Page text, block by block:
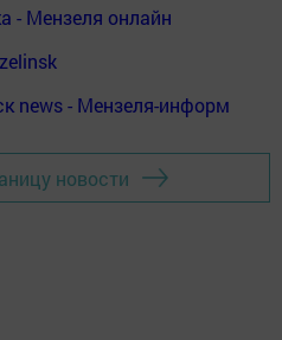
- Мензеля онлайн
news - Мензеля-информ
новости